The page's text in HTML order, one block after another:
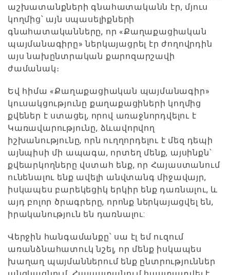
աշխատանքների գնահատականն էր, մյուս
կողմից՝ այն սպասելիքների
գնահատականները, որ «Քաղաքացիական
պայմանագիրը» ներկայացրել էր ժողովրդին
այս նախընտրական քարոզարշավի
ժամանակ։
Եվ հիմա «Քաղաքացիական պայմանագիր»
կուսակցությունը քաղաքացիների կողմից
քվեներ է ստացել, որով առաջնորդվելու է
Կառավարությունը, ձևավորվող
իշխանությունը, որն ուղղորդելու է մեզ դեպի
այնպիսի մի ապագա, որտեղ մենք, այսինքն՝
քվեարկողները վստահ ենք, որ Հայաստանում
ունենալու ենք ավելի անվտանգ միջավայր,
իսկապես բարեկեցիկ երկիր ենք դառնալու, և
այդ բոլոր ծրագրերը, որոնք ներկայացվել են,
իրականություն են դառնալու:
Վերջին հանգամանքը՝ սա էլ եմ ուզում
առանձնահատուկ նշել, որ մենք իսկապես
խաղաղ պայմաններում ենք ընտրություններ